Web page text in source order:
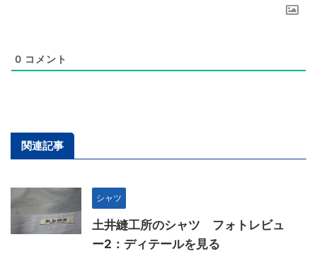
0 コメント
関連記事
シャツ
土井縫工所のシャツ フォトレビュ
ー2：ディテールを見る